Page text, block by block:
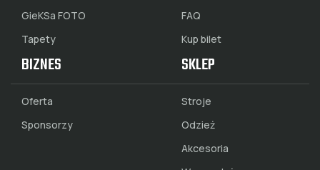
GieKSa FOTO
Tapety
FAQ
Kup bilet
BIZNES
Oferta
Sponsorzy
SKLEP
Stroje
Odzież
Akcesoria